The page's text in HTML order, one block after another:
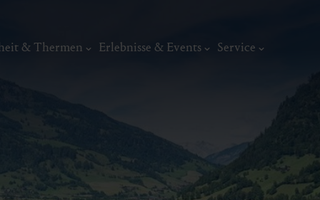
& Thermen Erlebnisse & Events Service